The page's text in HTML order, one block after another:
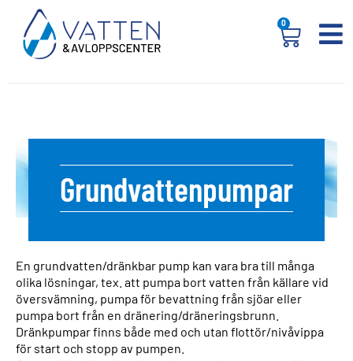
0
Grundvattenpumpar
En grundvatten/dränkbar pump kan vara bra till många
olika lösningar, tex. att pumpa bort vatten från källare vid
översvämning, pumpa för bevattning från sjöar eller
pumpa bort från en dränering/dräneringsbrunn.
Dränkpumpar finns både med och utan flottör/nivåvippa
för start och stopp av pumpen.